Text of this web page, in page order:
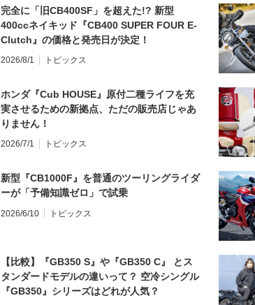
完全に「旧CB400SF」を超えた!? 新型
400ccネイキッド『CB400 SUPER FOUR E-
Clutch』の価格と発売日が決定！
2026/8/1 トピックス
ホンダ『Cub HOUSE』原付二種ライフを充
実させるための新拠点、ただの販売店じゃあ
りません！
2026/7/1 トピックス
新型『CB1000F』を普通のツーリングライダ
ーが「予備知識ゼロ」で試乗
2026/6/10 トピックス
【比較】『GB350 S』や『GB350 C』 とス
タンダードモデルの違いって？ 空冷シングル
『GB350』シリーズはどれが人気？